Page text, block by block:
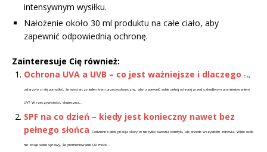
intensywnym wysiłku.
Nałożenie około 30 ml produktu na całe ciało, aby
zapewnić odpowiednią ochronę.
Zainteresuje Cię również:
Ochrona UVA a UVB – co jest ważniejsze i dlaczego
Czy
zdarzyło ci się pomyśleć, że wystarczy jeden krem przeciwsłoneczny, aby zapewnić sobie pełną ochronę przed szkodliwym promieniowaniem
UV? W rzeczywistości, skuteczna...
SPF na co dzień – kiedy jest konieczny nawet bez
pełnego słońca
Codzienna pielęgnacja skóry to nie tylko kwestia estetyki, ale przede wszystkim zdrowia. Wiele osób
nie zdaje sobie sprawy, że promieniowanie UV może...